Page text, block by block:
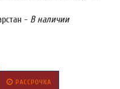
- В наличии
РАССРОЧКА